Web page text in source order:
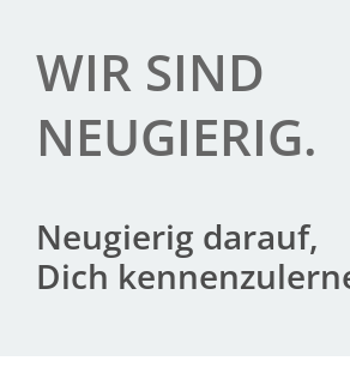
WIR SIND
NEUGIERIG.
Neu­gie­rig dar­auf,
Dich